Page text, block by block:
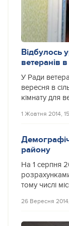
Відбулось
ветеранів
У Ради
вересня в
кімнату для
1 Жовтня 2014,
району
На 1 серпня
тому числі
26 Вересня